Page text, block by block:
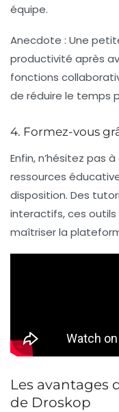
équipe.
Anecdote : Une
productivité après
fonctions
de réduire le temps
4. Formez-vous
Enfin, n’hésitez pas
ressources
disposition. Des
interactifs, ces
maîtriser la
Les avantages
de Droskop